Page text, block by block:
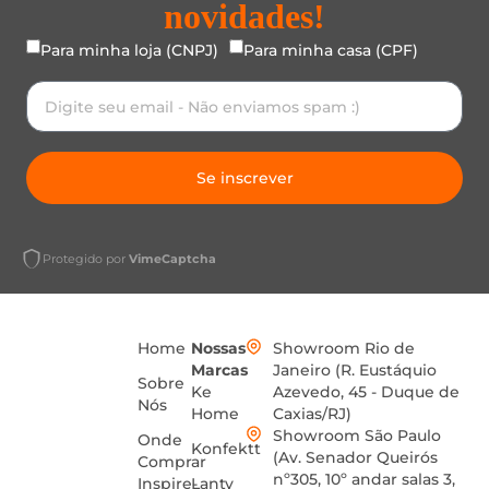
novidades!
Para minha loja (CNPJ) Para minha casa (CPF)
Se inscrever
Protegido por VimeCaptcha
Home
Sobre
Nós
Onde
Comprar
Inspire-
Nossas
Marcas
Ke
Home
Konfektt
Lanty
Showroom Rio de
Janeiro (R. Eustáquio
Azevedo, 45 - Duque de
Caxias/RJ)
Showroom São Paulo
(Av. Senador Queirós
nº305, 10º andar salas 3,